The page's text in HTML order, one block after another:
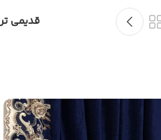
قدیمی تر